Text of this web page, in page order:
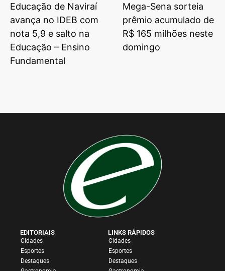
Educação de Naviraí
avança no IDEB com
nota 5,9 e salto na
Educação – Ensino
Fundamental
Mega-Sena sorteia
prêmio acumulado de
R$ 165 milhões neste
domingo
EDITORIAIS
Cidades
Esportes
Destaques
LINKS RÁPIDOS
Cidades
Esportes
Destaques